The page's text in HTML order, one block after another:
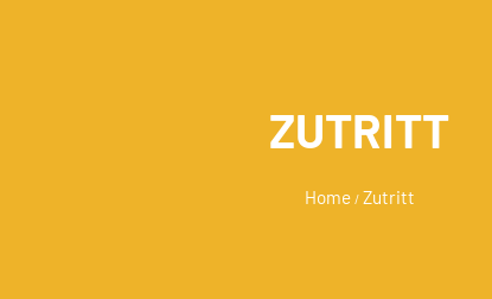
ZUTRITT
Home / Zutritt